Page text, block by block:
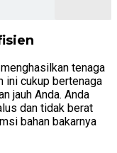
tenaga
ini cukup bertenaga
jauh Anda. Anda
dan tidak berat
bahan bakarnya